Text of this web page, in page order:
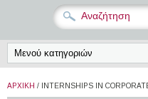
ΑΡΧΙΚΉ / ΙNTERNSHIPS IN